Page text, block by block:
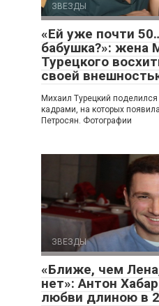
ЗВЕЗДЫ
«Ей уже почти
бабушка?»: жена
Турецкого
своей
Михаил Турецкий
кадрами, на которых
Петросян. Фотографии
ЗВЕЗДЫ
«Ближе, чем
нет»: Антон
любви длиною в